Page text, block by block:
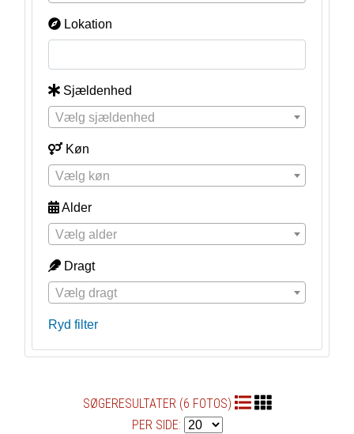
Lokation
Sjældenhed
Vælg sjældenhed
Køn
Vælg køn
Alder
Vælg alder
Dragt
Vælg dragt
Ryd filter
SØGERESULTATER (6 FOTOS)
PER SIDE: